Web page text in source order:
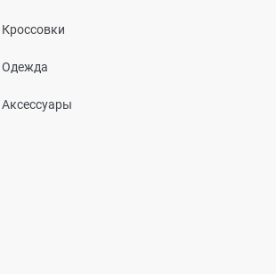
Кроссовки
Одежда
Аксессуары